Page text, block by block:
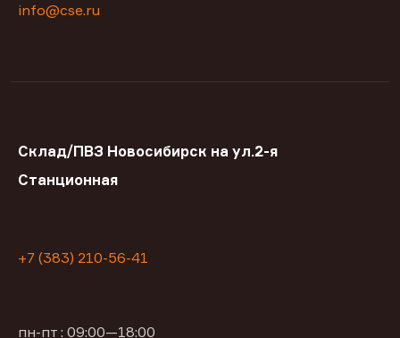
info@cse.ru
Склад/ПВЗ Новосибирск на ул.2-я
Станционная
+7 (383) 210-56-41
пн-пт : 09:00—18:00